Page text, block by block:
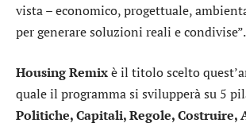
vista – economico, progettuale,
per generare soluzioni reali e condivise”.
Housing Remixè il titolo scelto
quale il programma si svilupperà su 5
Politiche, Capitali, Regole, Costruire,